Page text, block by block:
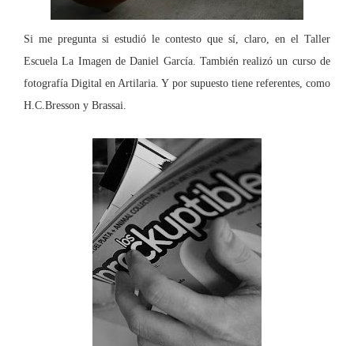
Si me pregunta si estudió le contesto que sí, claro, en el Taller
EscuelaLa Imagende Daniel García. También realizó un curso de
fotografía Digital en Artilaria. Y por supuesto tiene referentes, como
H.C.Bresson y Brassai.